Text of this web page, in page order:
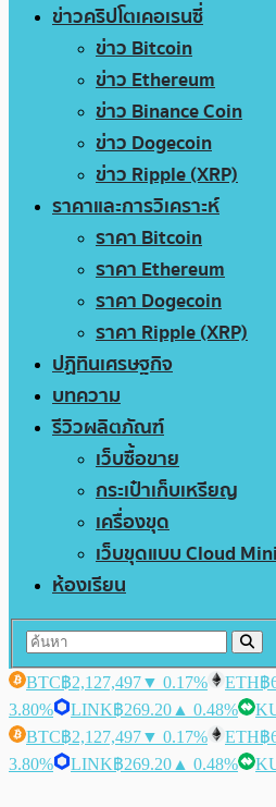
ข่าวคริปโตเคอเรนซี่
ข่าว Bitcoin
ข่าว Ethereum
ข่าว Binance Coin
ข่าว Dogecoin
ข่าว Ripple (XRP)
ราคาและการวิเคราะห์
ราคา Bitcoin
ราคา Ethereum
ราคา Dogecoin
ราคา Ripple (XRP)
ปฏิทินเศรษฐกิจ
บทความ
รีวิวผลิตภัณฑ์
เว็บซื้อขาย
กระเป๋าเก็บเหรียญ
เครื่องขุด
เว็บขุดแบบ Cloud
ห้องเรียน
BTC฿2,127,497▼ 0.17% ETH฿
3.80%
LINK฿269.20 ▲ 0.48%
BTC฿2,127,497▼ 0.17% ETH฿
3.80%
LINK฿269.20 ▲ 0.48%